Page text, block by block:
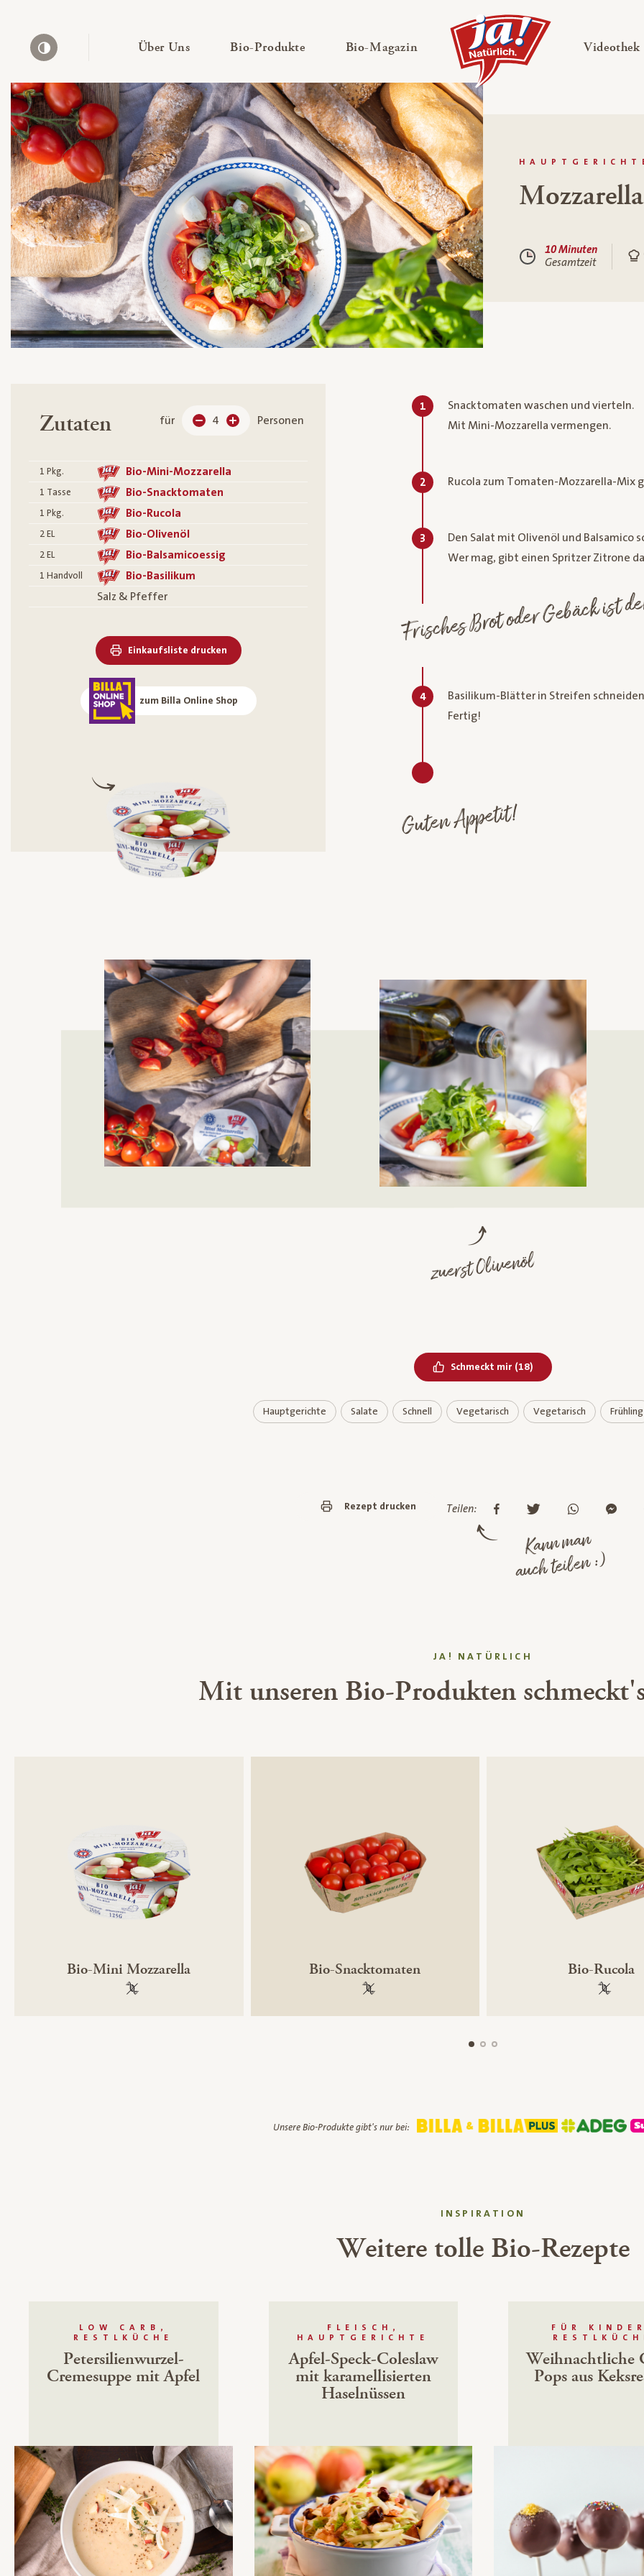
Über Uns— Untermenü ausklappen
Bio-Produkte— Untermenü ausklappen
Bio-Magazin — Untermenü ausklappen Videothek
10 Minuten
Gesamtzeit
Zutaten für 4 Personen
1 Pkg. Bio-Mini-Mozzarella
1 Tasse Bio-Snacktomaten
1 Pkg. Bio-Rucola
2 EL Bio-Olivenöl
2 EL Bio-Balsamicoessig
1 Handvoll
Bio-Basilikum
Salz & Pfeffer
Einkaufsliste drucken
zum Billa Online Shop
1
Snacktomaten waschen und vierteln.
Mit Mini-Mozzarella vermengen.
2 Rucola zum Tomaten-Mozzarella-Mix
3
Den Salat mit Olivenöl und Balsamico
Wer mag, gibt einen Spritzer Zitrone
Frisches Brot oder Gebäck
4
Basilikum-Blätter in Streifen
Fertig!
Guten Appetit!
zuerst Olivenöl
Schmeckt mir Bereits geliked
(18)
Hauptgerichte Salate Schnell Vegetarisch Vegetarisch Frühling
Rezept drucken Teilen:
Kann man
auch teilen :)
JA! NATÜRLICH
Mit unseren Bio-Produkten
Bio-Mini Mozzarella
100 % gentechnikfrei
Bio-Snacktomaten
100 % gentechnikfrei
Bio-Rucola
100 %
Unsere Bio-Produkte gibt's nur bei:
INSPIRATION
Weitere tolle Bio-Rezepte
LOW CARB,
RESTLKÜCHE
Petersilienwurzel-
Cremesuppe mit Apfel
FLEISCH,
HAUPTGERICHTE
Apfel-Speck-Coleslaw
mit karamellisierten
Haselnüssen
FÜR
Weihnachtliche
Pops aus